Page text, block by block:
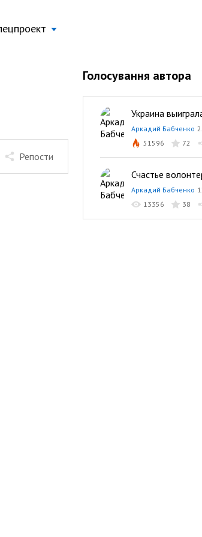
Репости
Голосування автора
Украина
Аркадий Бабченко
51596
72
Счастье
Аркадий Бабченко
13356
38